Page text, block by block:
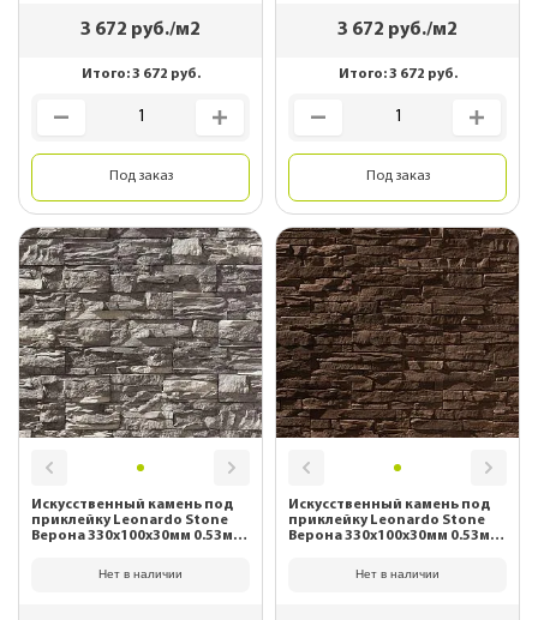
3 672 руб./м2
Итого:3 672 руб.
Под заказ
3 672 руб./м2
Итого:3 672 руб.
Под заказ
Искусственный камень под
приклейку Leonardo Stone
Верона 330х100х30мм 0.53м2/
Нет в наличии
Искусственный камень под
приклейку Leonardo Stone
Верона 330х100х30мм 0.53м2/
Нет в наличии